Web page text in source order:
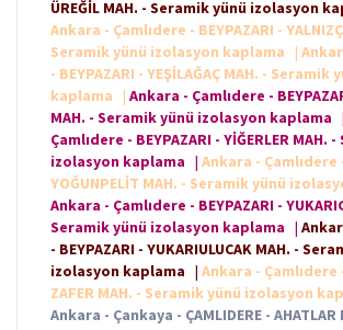
ÜREĞİL MAH. - Seramik yünü izolasyon
Ankara - Çamlıdere - BEYPAZARI -
Seramik yünü izolasyon kaplama
|
- BEYPAZARI - YEŞİLAĞAÇ MAH. -
kaplama
| Ankara - Çamlıdere -
MAH. - Seramik yünü izolasyon kaplama |
Çamlıdere - BEYPAZARI - YİĞERLER MAH.
izolasyon kaplama | Ankara - Çamlıdere
YOĞUNPELİT MAH. - Seramik yünü
Ankara - Çamlıdere - BEYPAZARI -
Seramik yünü izolasyon kaplama |
- BEYPAZARI - YUKARIULUCAK MAH. -
izolasyon kaplama | Ankara - Çamlıdere
ZAFER MAH. - Seramik yünü izolasyon
Ankara - Çankaya - ÇAMLIDERE - AHATLAR